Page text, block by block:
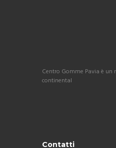
Centro Gomme Pavia è un
continental
Contatti